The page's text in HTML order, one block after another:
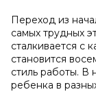
Переход из
самых трудных
сталкивается с
становится
стиль работы. В
ребенка в